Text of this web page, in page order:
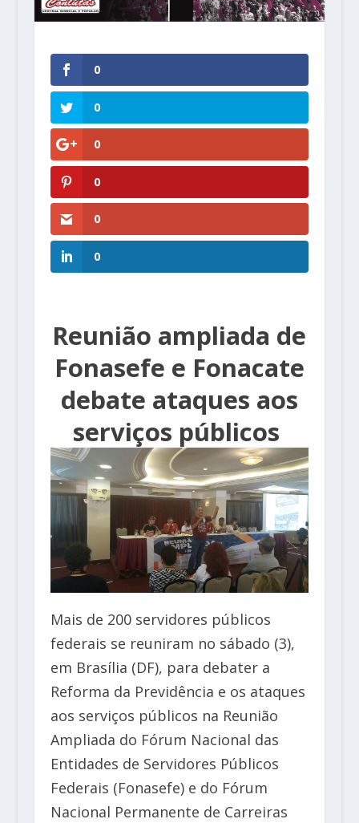
0
0
0
0
0
0
Reunião ampliada de
Fonasefe e Fonacate
debate ataques aos
serviços públicos
Mais de 200 servidores públicos
federais se reuniram no sábado (3),
em Brasília (DF), para debater a
Reforma da Previdência e os ataques
aos serviços públicos na Reunião
Ampliada do Fórum Nacional das
Entidades de Servidores Públicos
Federais (Fonasefe) e do Fórum
Nacional Permanente de Carreiras